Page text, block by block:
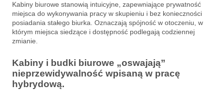
Kabiny biurowe stanowią intuicyjne, zapewniające prywatność
miejsca do wykonywania pracy w skupieniu i bez konieczności
posiadania stałego biurka. Oznaczają spójność w otoczeniu, w
którym miejsca siedzące i dostępność podlegają codziennej
zmianie.
Kabiny i budki biurowe „oswajają”
nieprzewidywalność wpisaną w pracę
hybrydową.